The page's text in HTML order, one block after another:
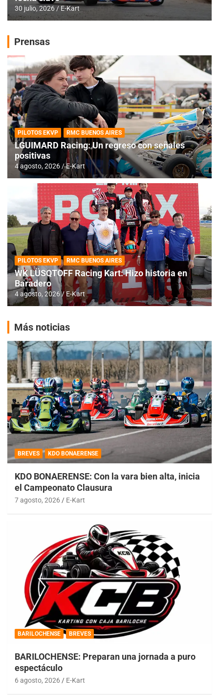
30 julio, 2026 E-Kart
Prensas
PILOTOS EKVP RMC BUENOS AIRES
LGUIMARD Racing: Un regreso con señales
positivas
4 agosto, 2026 E-Kart
PILOTOS EKVP RMC BUENOS AIRES
WK LÜSQTOFF Racing Kart: Hizo historia en
Baradero
4 agosto, 2026 E-Kart
Más noticias
BREVES KDO BONAERENSE
KDO BONAERENSE: Con la vara bien alta, inicia
el Campeonato Clausura
7 agosto, 2026 E-Kart
BARILOCHENSE BREVES
BARILOCHENSE: Preparan una jornada a puro
espectáculo
6 agosto, 2026 E-Kart